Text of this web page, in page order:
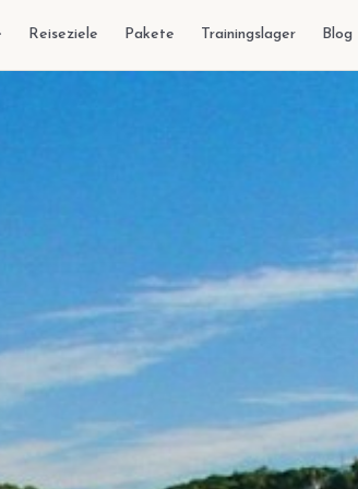
Reiseziele Pakete Trainingslager Blog